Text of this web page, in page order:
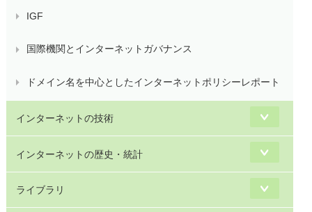
IGF
国際機関とインターネットガバナンス
ドメイン名を中心としたインターネットポリシーレポート
インターネットの技術
インターネットの歴史・統計
ライブラリ